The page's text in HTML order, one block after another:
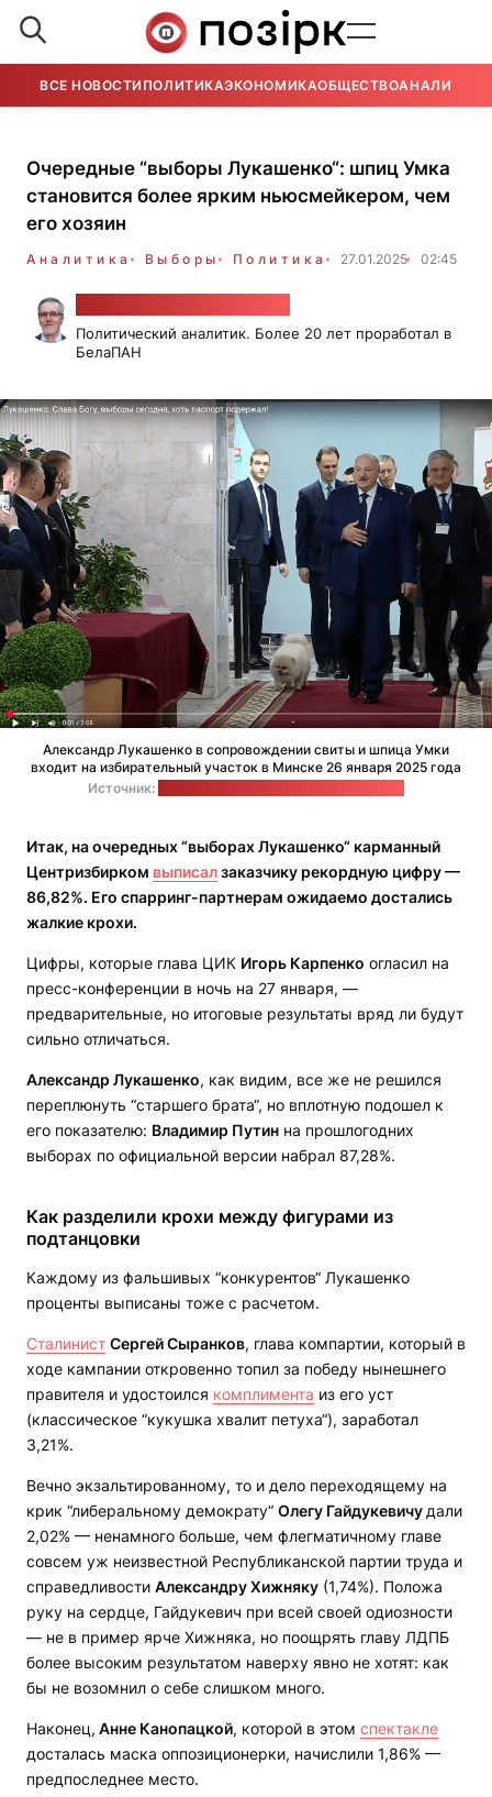
ВСЕ НОВОСТИ ПОЛИТИКАЭКОНОМИКАОБЩЕСТВОАНАЛИТИКА
Очередные “выборы Лукашенко“: шпиц Умка
становится более ярким ньюсмейкером, чем
его хозяин
Аналитика Выборы Политика 27.01.2025 02:45
Политический аналитик. Более 20 лет проработал в
БелаПАН
Александр Лукашенко в сопровождении свиты и шпица Умки
входит на избирательный участок в Минске 26 января 2025 года
Источник:
Итак, на очередных “выборах Лукашенко“ карманный
Центризбирком выписалзаказчику рекордную цифру —
86,82%. Его спарринг-партнерам ожидаемо достались
жалкие крохи.
Цифры, которые глава ЦИК Игорь Карпенко огласил на
пресс-конференции в ночь на 27 января, —
предварительные, но итоговые результаты вряд ли будут
сильно отличаться.
Александр Лукашенко, как видим, все же не решился
переплюнуть “старшего брата“, но вплотную подошел к
его показателю: Владимир Путин на прошлогодних
выборах по официальной версии набрал 87,28%.
Как разделили крохи между фигурами из
подтанцовки
Каждому из фальшивых “конкурентов“ Лукашенко
проценты выписаны тоже с расчетом.
Сталинист Сергей Сыранков, глава компартии, который в
ходе кампании откровенно топил за победу нынешнего
правителя и удостоился комплимента из его уст
(классическое “кукушка хвалит петуха“), заработал
3,21%.
Вечно экзальтированному, то и дело переходящему на
крик “либеральному демократу“ Олегу Гайдукевичу дали
2,02% — ненамного больше, чем флегматичному главе
совсем уж неизвестной Республиканской партии труда и
справедливости Александру Хижняку (1,74%). Положа
руку на сердце, Гайдукевич при всей своей одиозности
— не в пример ярче Хижняка, но поощрять главу ЛДПБ
более высоким результатом наверху явно не хотят: как
бы не возомнил о себе слишком много.
Наконец, Анне Канопацкой, которой в этом спектакле
досталась маска оппозиционерки, начислили 1,86% —
предпоследнее место.